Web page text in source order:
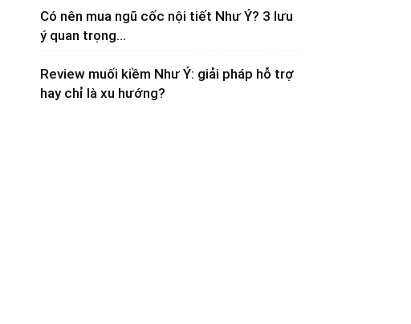
Có nên mua ngũ cốc nội tiết Như Ý? 3 lưu
ý quan trọng...
Review muối kiềm Như Ý: giải pháp hỗ trợ
hay chỉ là xu hướng?